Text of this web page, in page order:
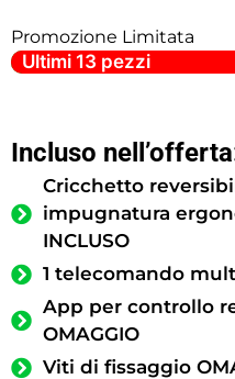
Promozione Limitata
Ultimi 13 pezzi
Incluso
Cricchetto
impugnatura
INCLUSO
1 telecomando
App per controllo
OMAGGIO
Viti di fissaggio